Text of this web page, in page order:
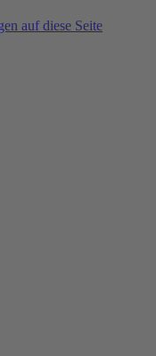
auf diese Seite